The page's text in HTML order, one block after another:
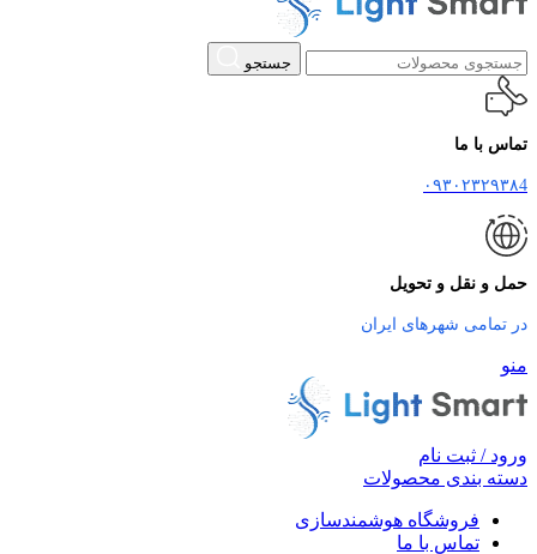
جستجو
تماس با ما
۰۹۳۰۲۳۲۹۳۸4
حمل و نقل و تحویل
در تمامی شهرهای ایران
منو
ورود / ثبت نام
دسته بندی محصولات
فروشگاه هوشمندسازی
تماس با ما